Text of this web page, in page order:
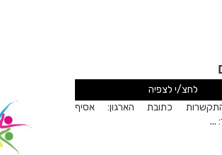
כתובת הארגון: אסיף
לחצ/י לצפיה